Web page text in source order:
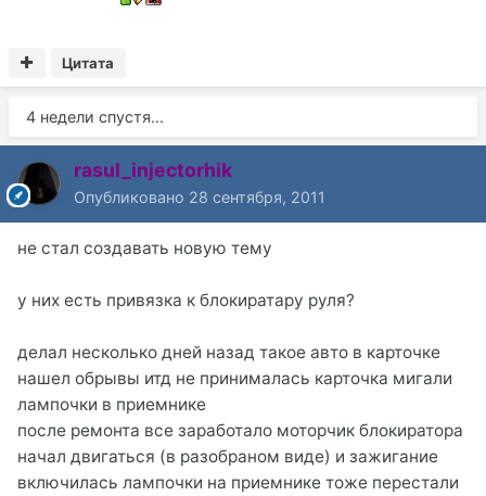
Цитата
4 недели спустя...
rasul_injectorhik
Опубликовано 28 сентября, 2011
не стал создавать новую тему
у них есть привязка к блокиратару руля?
делал несколько дней назад такое авто в карточке
нашел обрывы итд не принималась карточка мигали
лампочки в приемнике
после ремонта все заработало моторчик блокиратора
начал двигаться (в разобраном виде) и зажигание
включилась лампочки на приемнике тоже перестали